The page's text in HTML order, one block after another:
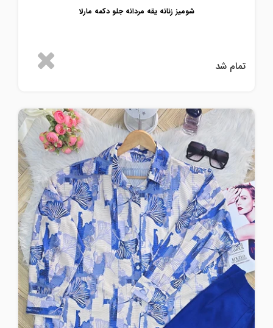
شومیز زنانه یقه مردانه جلو دکمه مارلا
تمام شد